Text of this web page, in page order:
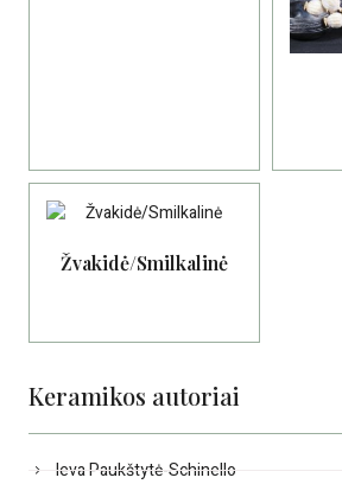
Keramikos autoriai
Ieva Paukštytė-Schinello
Žvakidė/Smilkalinė